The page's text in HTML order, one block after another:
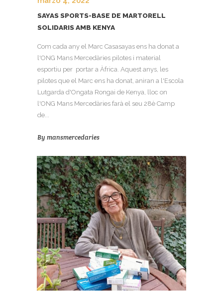
SAYAS SPORTS-BASE DE MARTORELL
SOLIDARIS AMB KENYA
Com cada any el Marc Casasayas ens ha donat a
l'ONG Mans Mercedàries pilotes i material
esportiu per portar a Àfrica. Aquest anys, les
pilotes que el Marc ens ha donat, aniran a l'Escola
Lutgarda d'Ongata Rongai de Kenya, lloc on
l'ONG Mans Mercedàries farà el seu 28è Camp
de...
By mansmercedaries